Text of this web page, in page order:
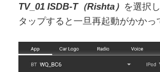
TV_01 ISDB-T（Rishta） を選択
タップすると一旦再起動がかかっ